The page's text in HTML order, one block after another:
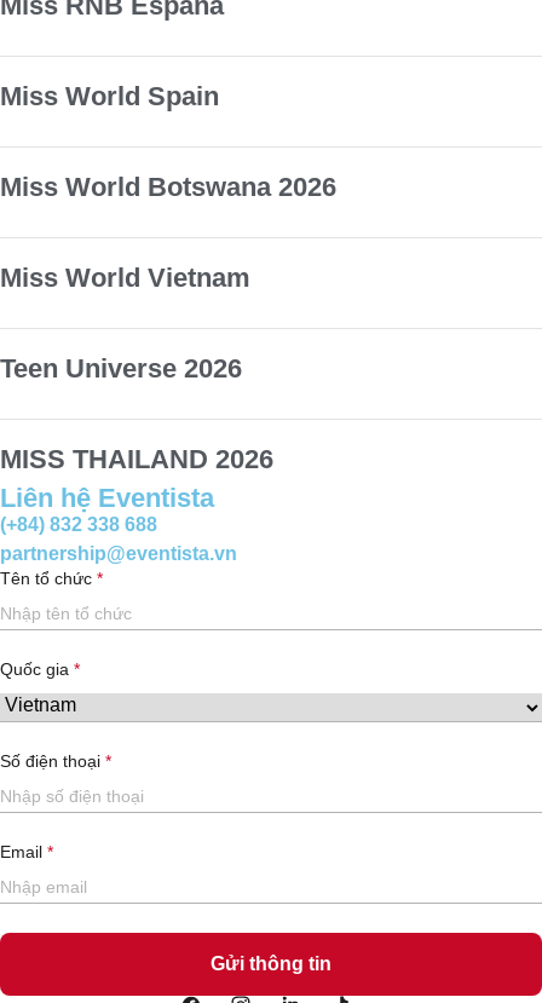
Miss World Spain
Miss World Botswana 2026
Miss World Vietnam
Teen Universe 2026
MISS THAILAND 2026
Liên hệ Eventista
(+84) 832 338 688
partnership@eventista.vn
Tên tổ chức
Quốc gia
Số điện thoại
Email